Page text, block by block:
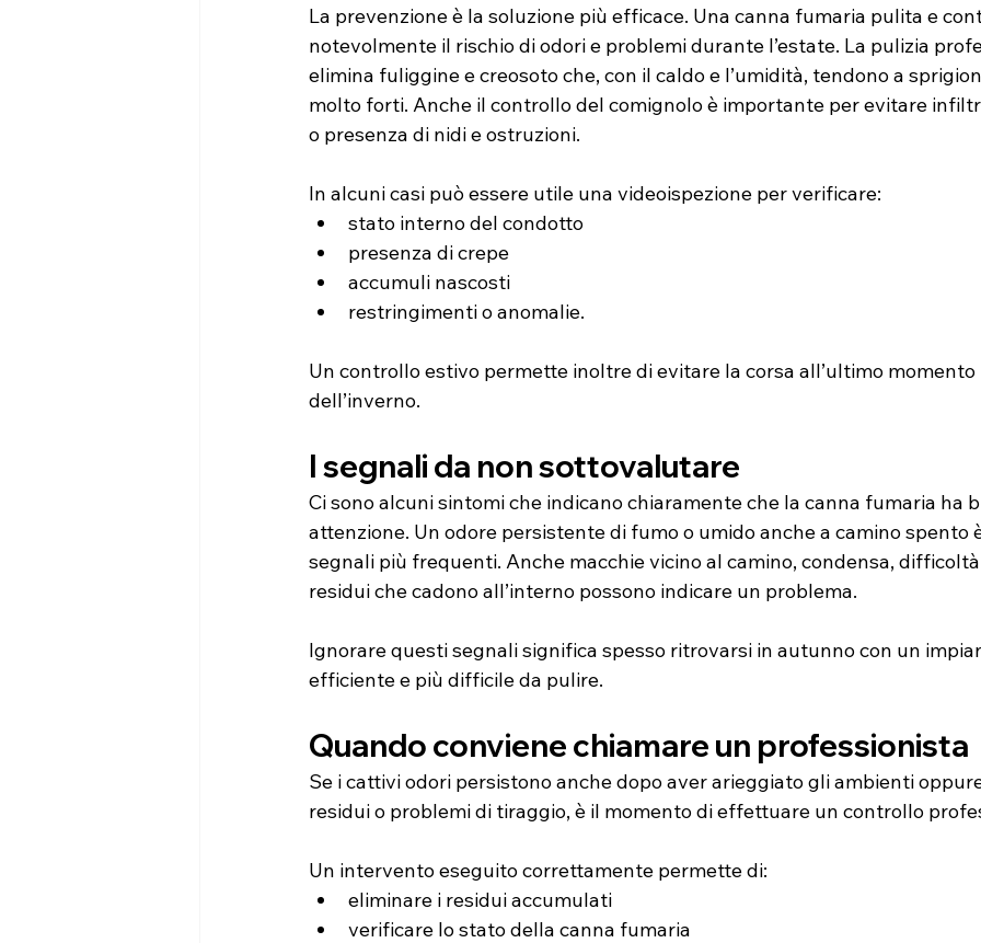
La prevenzione è la soluzione più efficace. Una canna fumaria pulita e
notevolmente il rischio di odori e problemi durante l’estate. La pulizia
elimina fuliggine e creosoto che, con il caldo e l’umidità, tendono a
molto forti. Anche il controllo del comignolo è importante per evitare
o presenza di nidi e ostruzioni.
In alcuni casi può essere utile una videoispezione per verificare:
stato interno del condotto
presenza di crepe
accumuli nascosti
restringimenti o anomalie.
Un controllo estivo permette inoltre di evitare la corsa all’ultimo
dell’inverno.
I segnali da non sottovalutare
Ci sono alcuni sintomi che indicano chiaramente che la canna fumaria ha
attenzione. Un odore persistente di fumo o umido anche a camino spento
segnali più frequenti. Anche macchie vicino al camino, condensa,
residui che cadono all’interno possono indicare un problema.
Ignorare questi segnali significa spesso ritrovarsi in autunno con un
efficiente e più difficile da pulire.
Quando conviene chiamare un professionista
Se i cattivi odori persistono anche dopo aver arieggiato gli ambienti
residui o problemi di tiraggio, è il momento di effettuare un controllo
Un intervento eseguito correttamente permette di:
eliminare i residui accumulati
verificare lo stato della canna fumaria